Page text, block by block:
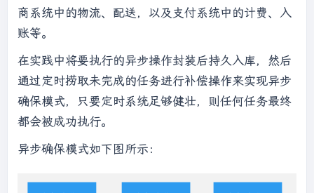
商系统中的物流、配送，以及支付系统中的计费、入
账等。
在实践中将要执行的异步操作封装后持久入库，然后
通过定时捞取未完成的任务进行补偿操作来实现异步
确保模式，只要定时系统足够健壮，则任何任务最终
都会被成功执行。
异步确保模式如下图所示：